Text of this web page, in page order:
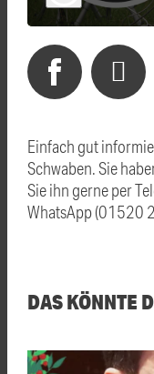
Einfach gut
Schwaben. Sie
Sie ihn gerne per
WhatsApp (01520
DAS KÖNNTE